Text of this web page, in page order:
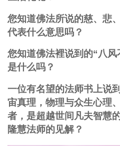
您知道佛法所说的慈、悲
代表什么意思吗？
您知道佛法裡说到的“八
是什么吗？
一位有名望的法师书上说
宙真理，物理与众生心理
者，是超越世间凡夫智慧
隆慧法师的见解？